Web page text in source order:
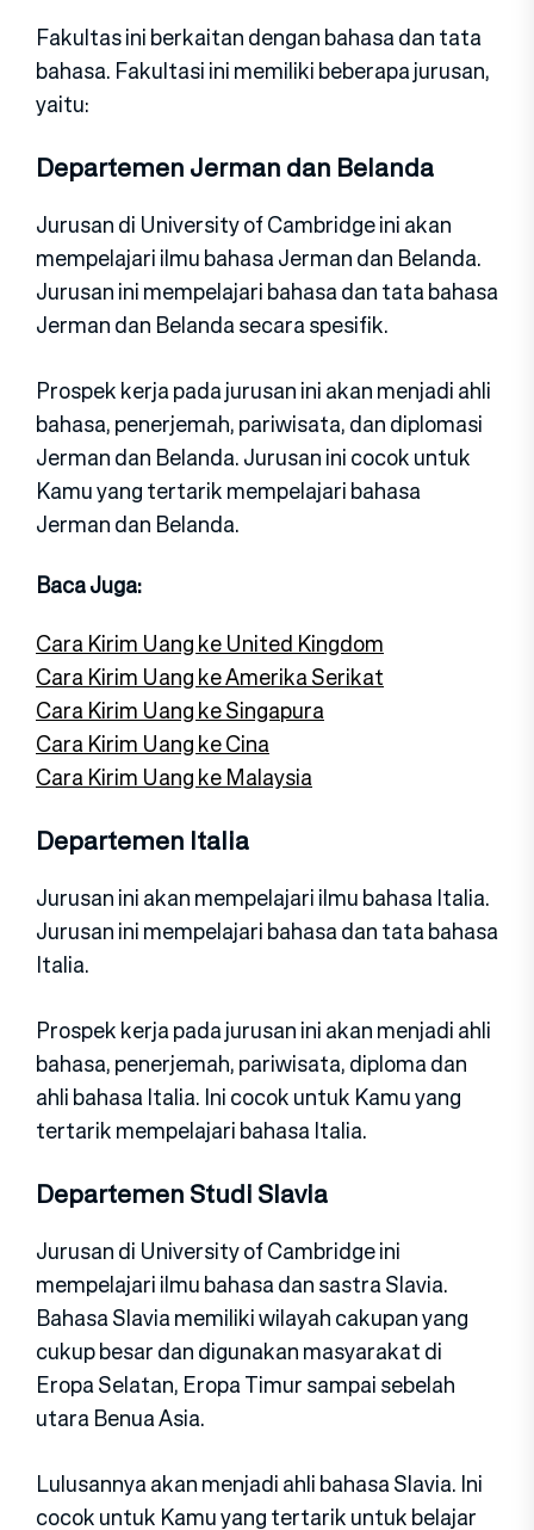
Fakultas ini berkaitan dengan bahasa dan tata
bahasa. Fakultasi ini memiliki beberapa jurusan,
yaitu:
Departemen Jerman dan Belanda
Jurusan di University of Cambridge ini akan
mempelajari ilmu bahasa Jerman dan Belanda.
Jurusan ini mempelajari bahasa dan tata bahasa
Jerman dan Belanda secara spesifik.
Prospek kerja pada jurusan ini akan menjadi ahli
bahasa, penerjemah, pariwisata, dan diplomasi
Jerman dan Belanda. Jurusan ini cocok untuk
Kamu yang tertarik mempelajari bahasa
Jerman dan Belanda.
Baca Juga:
Cara Kirim Uang ke United Kingdom
Cara Kirim Uang ke Amerika Serikat
Cara Kirim Uang ke Singapura
Cara Kirim Uang ke Cina
Cara Kirim Uang ke Malaysia
Departemen Italia
Jurusan ini akan mempelajari ilmu bahasa Italia.
Jurusan ini mempelajari bahasa dan tata bahasa
Italia.
Prospek kerja pada jurusan ini akan menjadi ahli
bahasa, penerjemah, pariwisata, diploma dan
ahli bahasa Italia. Ini cocok untuk Kamu yang
tertarik mempelajari bahasa Italia.
Departemen Studi Slavia
Jurusan di University of Cambridge ini
mempelajari ilmu bahasa dan sastra Slavia.
Bahasa Slavia memiliki wilayah cakupan yang
cukup besar dan digunakan masyarakat di
Eropa Selatan, Eropa Timur sampai sebelah
utara Benua Asia.
Lulusannya akan menjadi ahli bahasa Slavia. Ini
cocok untuk Kamu yang tertarik untuk belajar